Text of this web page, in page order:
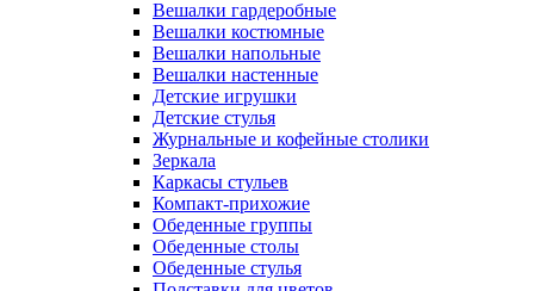
Вешалки гардеробные
Вешалки костюмные
Вешалки напольные
Вешалки настенные
Детские игрушки
Детские стулья
Журнальные и кофейные столики
Зеркала
Каркасы стульев
Компакт-прихожие
Обеденные группы
Обеденные столы
Обеденные стулья